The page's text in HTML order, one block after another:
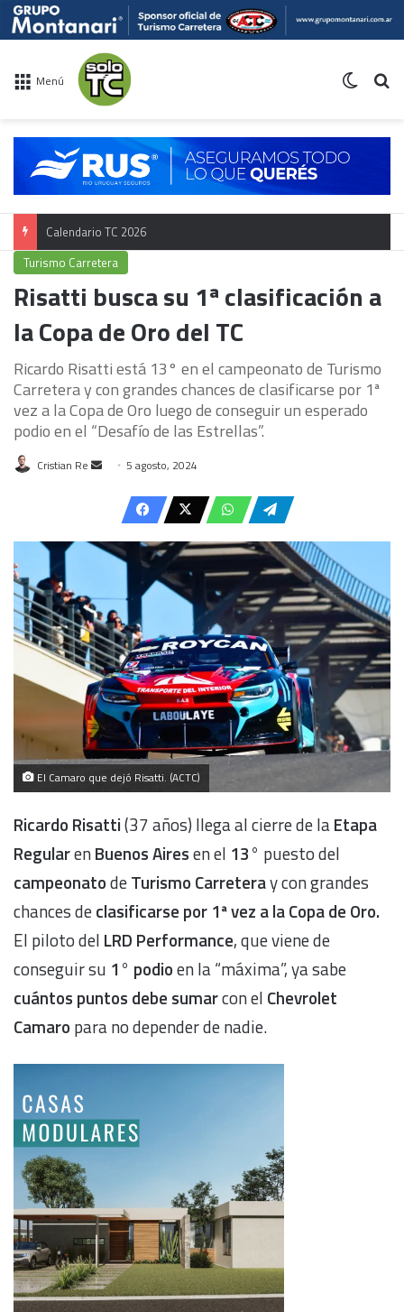
Menú
Calendario TC 2026
Turismo Carretera
Risatti busca su 1ª clasificación a
la Copa de Oro del TC
Ricardo Risatti está 13° en el campeonato de Turismo
Carretera y con grandes chances de clasificarse por 1ª
vez a la Copa de Oro luego de conseguir un esperado
podio en el “Desafío de las Estrellas”.
Cristian Re
Send
email
5 agosto, 2024
El Camaro que dejó Risatti. (ACTC)
Ricardo Risatti(37 años) llega al cierre de laEtapa
RegularenBuenos Airesen el 13° puesto del
campeonatodeTurismo Carreteray con grandes
chances declasificarse por 1ª vez a la Copa de Oro.
El piloto del LRD Performance, que viene de
conseguir su 1° podioen la “máxima”, ya sabe
cuántos puntos debe sumarcon el Chevrolet
Camaro para no depender de nadie.